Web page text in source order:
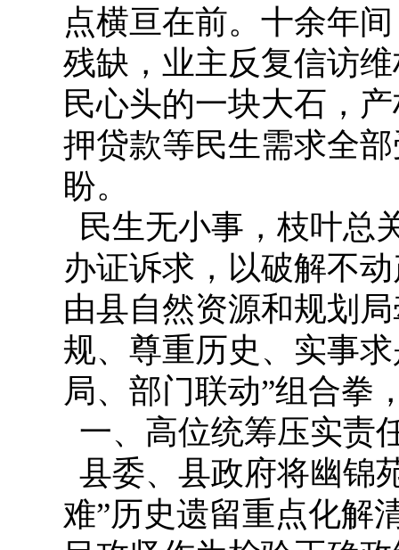
点横亘在前。十余年
残缺，业主反复信访
民心头的一块大石，
押贷款等民生需求全
盼。
民生无小事，枝叶总
办证诉求，以破解不
由县自然资源和规划
规、尊重历史、实事
局、部门联动”组合拳
一、高位统筹压实责
县委、县政府将幽锦
难”历史遗留重点化解